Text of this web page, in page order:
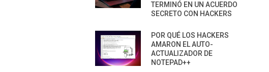
TERMINÓ EN UN ACUERDO
SECRETO CON HACKERS
POR QUÉ LOS HACKERS
AMARON EL AUTO-
ACTUALIZADOR DE
NOTEPAD++